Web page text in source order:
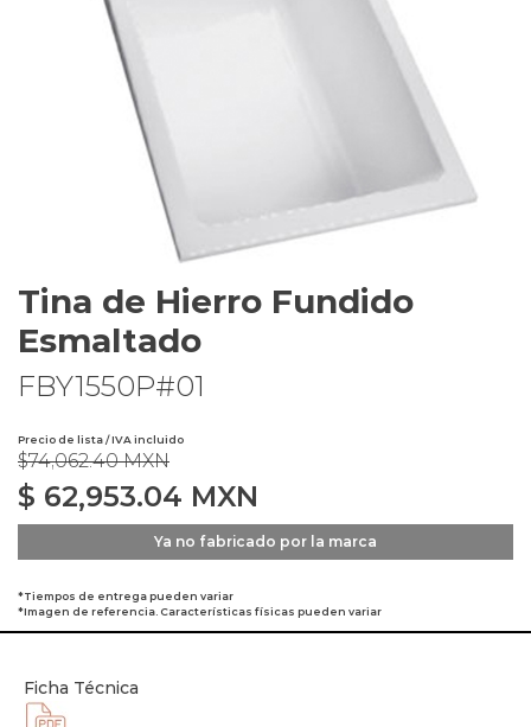
Tina de Hierro Fundido
Esmaltado
FBY1550P#01
Precio de lista / IVA incluido
$74,062.40 MXN
$ 62,953.04 MXN
Ya no fabricado por la marca
*Tiempos de entrega pueden variar
*Imagen de referencia. Características físicas pueden variar
Ficha Técnica